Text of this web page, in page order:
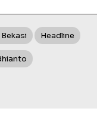
Headline